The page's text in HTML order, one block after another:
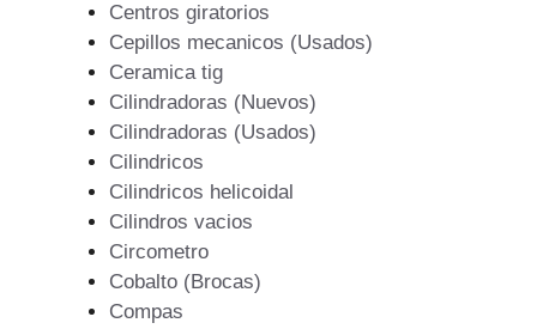
Centros giratorios
Cepillos mecanicos (Usados)
Ceramica tig
Cilindradoras (Nuevos)
Cilindradoras (Usados)
Cilindricos
Cilindricos helicoidal
Cilindros vacios
Circometro
Cobalto (Brocas)
Compas